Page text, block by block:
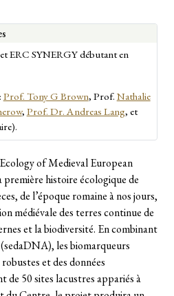
SYNERGY débutant en
Prof. Tony G Brown, Prof. Nathalie
, Prof. Dr. Andreas Lang, et
of Medieval European
première histoire écologique de
de l’époque romaine à nos jours,
médiévale des terres continue de
et la biodiversité. En combinant
les biomarqueurs
et des données
de 50 sites lacustres appariés à